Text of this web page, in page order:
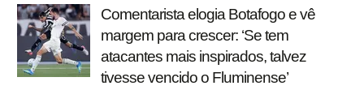
Comentarista elogia Botafogo e vê
margem para crescer: ‘Se tem
atacantes mais inspirados, talvez
tivesse vencido o Fluminense’